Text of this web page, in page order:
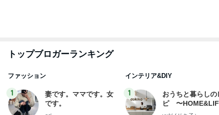
トップブロガーランキング
ファッション
1
妻です。ママです。女
です。
インテリア&DIY
1
おうちと暮らしの
ピ 〜